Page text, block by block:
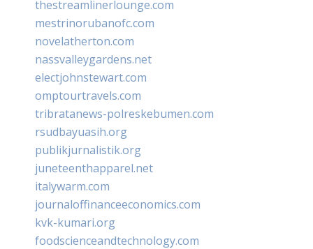
thestreamlinerlounge.com
mestrinorubanofc.com
novelatherton.com
nassvalleygardens.net
electjohnstewart.com
omptourtravels.com
tribratanews-polreskebumen.com
rsudbayuasih.org
publikjurnalistik.org
juneteenthapparel.net
italywarm.com
journaloffinanceeconomics.com
kvk-kumari.org
foodscienceandtechnology.com